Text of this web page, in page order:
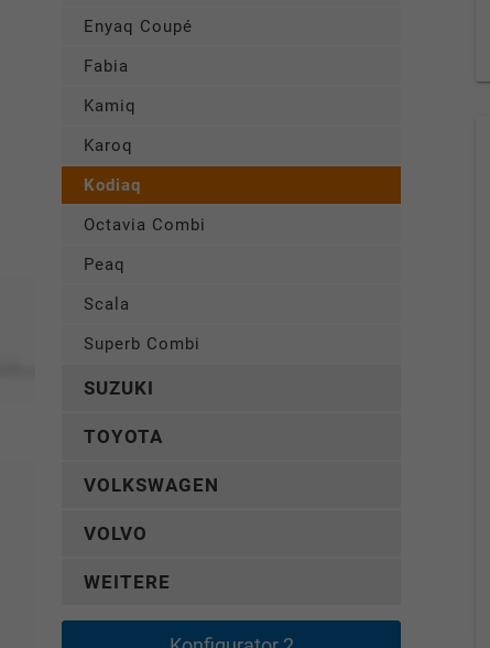
Enyaq Coupé
Fabia
Kamiq
Karoq
Kodiaq
Octavia Combi
Peaq
Scala
Superb Combi
SUZUKI
TOYOTA
VOLKSWAGEN
VOLVO
WEITERE